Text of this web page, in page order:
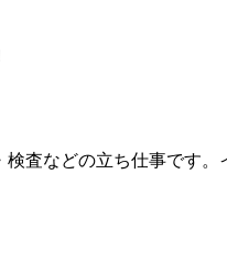
査などの立ち仕事です